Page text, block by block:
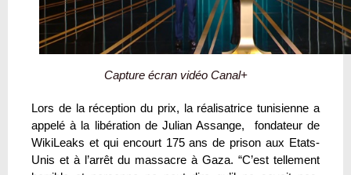
Capture écran vidéo Canal+
Lors de la réception du prix, la réalisatrice tunisienne a
appelé à la libération de Julian Assange, fondateur de
WikiLeaks et qui encourt 175 ans de prison aux Etats-
Unis et à l’arrêt du massacre à Gaza. “C’est tellement